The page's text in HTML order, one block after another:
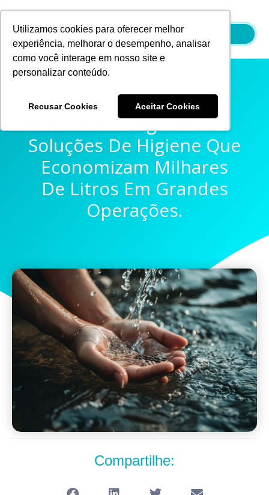
Utilizamos cookies para oferecer melhor
experiência, melhorar o desempenho, analisar
como você interage em nosso site e
personalizar conteúdo.
Recusar Cookies Aceitar Cookies
conteúdo
Gestão De Água 2026:
Soluções De Higiene Que
Economizam Milhares
De Litros Em Grandes
Operações.
Compartilhe: